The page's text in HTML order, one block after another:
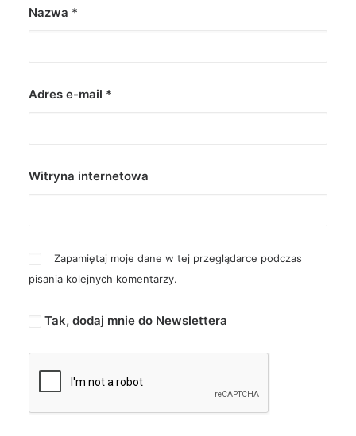
Nazwa *
Adres e-mail *
Witryna internetowa
Zapamiętaj moje dane w tej przeglądarce podczas
pisania kolejnych komentarzy.
Tak, dodaj mnie do Newslettera